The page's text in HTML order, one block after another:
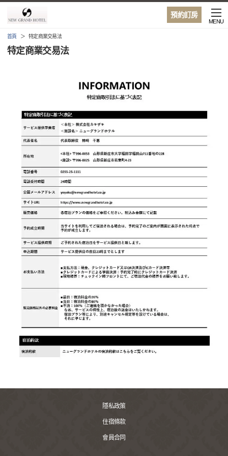
預約訂房
MENU
首頁 特定商業交易法
特定商業交易法
隱私政策
住宿條款
會員合同